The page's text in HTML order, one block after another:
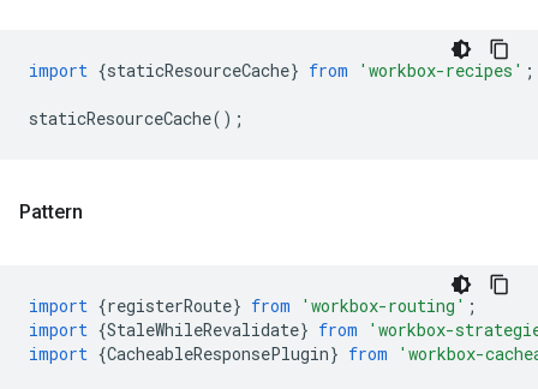
import {staticResourceCache} from 'workbox-recipes' ;
staticResourceCache();
Pattern
import {registerRoute} from 'workbox-routing' ;
import {StaleWhileRevalidate} from
'workbox-
import {CacheableResponsePlugin} from 'workbox-